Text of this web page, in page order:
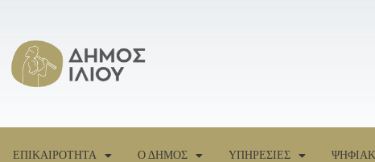
ΕΠΙΚΑΙΡΟΤΗΤΑ Ο ΔΗΜΟΣ ΥΠΗΡΕΣΙΕΣ